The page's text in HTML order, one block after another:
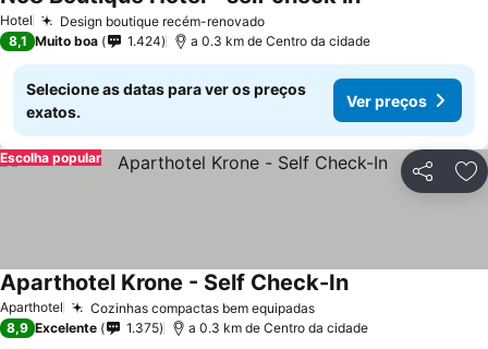
Hotel Design boutique recém-renovado
8,1 Muito boa 1.424 a 0.3 km de Centro da cidade
Selecione as datas para ver os preços
exatos.
Ver preços
Partilhar
Escolha popular
Aparthotel Cozinhas compactas bem equipadas
Aparthotel Krone - Self Check-In
8,9 Excelente 1.375 a 0.3 km de Centro da cidade